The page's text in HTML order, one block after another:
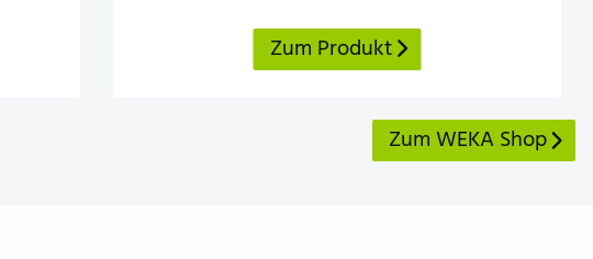
Zum Produkt
Zum WEKA Shop